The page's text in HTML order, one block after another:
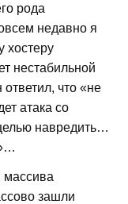
рода
недавно я
хостеру
нестабильной
что «не
атака со
навредить…
зашли